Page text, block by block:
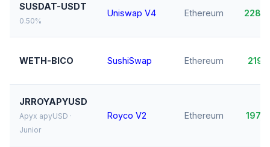
SUSDAT-USDT
0.50%
Uniswap V4 Ethereum
WETH-BICO SushiSwap Ethereum
JRROYAPYUSD
Apyx apyUSD ·
Junior
Royco V2 Ethereum